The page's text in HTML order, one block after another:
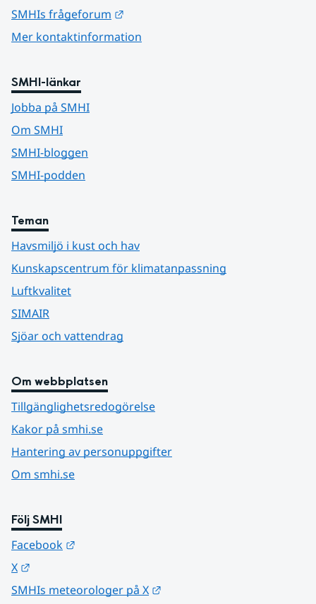
SMHIs frågeforum
Mer kontaktinformation
SMHI-länkar
Jobba på SMHI
Om SMHI
SMHI-bloggen
SMHI-podden
Teman
Havsmiljö i kust och hav
Kunskapscentrum för klimatanpassning
Luftkvalitet
SIMAIR
Sjöar och vattendrag
Om webbplatsen
Tillgänglighetsredogörelse
Kakor på smhi.se
Hantering av personuppgifter
Om smhi.se
Följ SMHI
Facebook
X
SMHIs meteorologer på X